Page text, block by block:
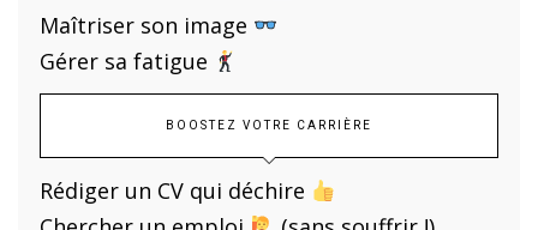
Maîtriser son image
Gérer sa fatigue
BOOSTEZ VOTRE CARRIÈRE
Rédiger un CV qui déchire